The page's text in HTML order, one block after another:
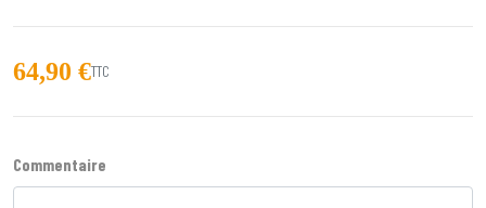
64,90 €TTC
Commentaire